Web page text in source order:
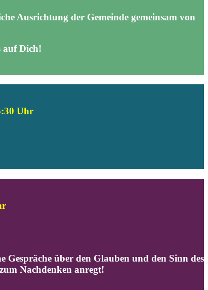
Ausrichtung der Gemeinde gemeinsam von
auf Dich!
Uhr
Gespräche über den Glauben und den Sinn des
Nachdenken anregt!